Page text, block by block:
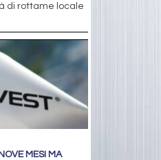
di rottame locale
MESI MA